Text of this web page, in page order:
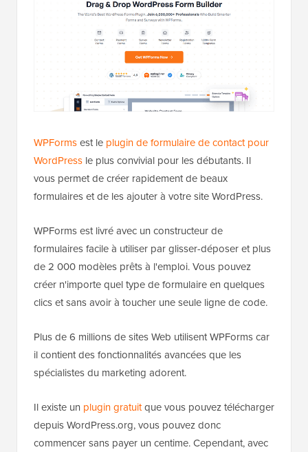
WPFormsest le plugin de formulaire de contact pour
WordPress le plus convivial pour les débutants. Il
vous permet de créer rapidement de beaux
formulaires et de les ajouter à votre site WordPress.
WPForms est livré avec un constructeur de
formulaires facile à utiliser par glisser-déposer et plus
de 2 000 modèles prêts à l'emploi. Vous pouvez
créer n'importe quel type de formulaire en quelques
clics et sans avoir à toucher une seule ligne de code.
Plus de 6 millions de sites Web utilisent WPForms car
il contient des fonctionnalités avancées que les
spécialistes du marketing adorent.
Il existe un plugin gratuitque vous pouvez télécharger
depuis WordPress.org, vous pouvez donc
commencer sans payer un centime. Cependant, avec